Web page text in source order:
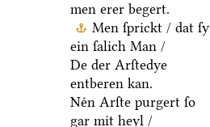
men erer begert.
Men ſprickt / dat ſy
ein ſalich Man /
De der Arſtedye
entberen kan.
Neͤn Arſte purgert ſo
gar mit heyl /